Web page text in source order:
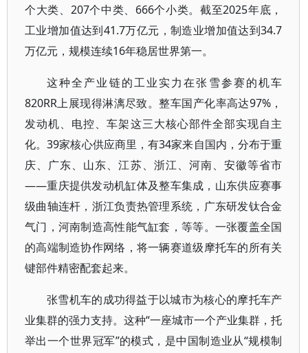
个大类、207个中类、666个小类。截至2025年底，
工业增加值达到41.7万亿元，制造业增加值达到34.7
万亿元，规模连续16年稳居世界第一。
这种全产业链的工业实力在张雪参赛的机车
820RR上展现得淋漓尽致。整车国产化率高达97%，
发动机、电控、车架这三大核心部件全部实现自主
化。39家核心供应商里，有34家来自国内，分布于重
庆、广东、山东、江苏、浙江、河南、安徽等省市
——重庆提供发动机缸体及整车集成，山东供应赛事
级曲轴连杆，浙江负责热管理系统，广东研发钛合金
气门，河南制造高性能气缸套，等等。一张覆盖全国
的高端制造协作网络，将一辆赛道级摩托车的所有关
键部件精密配套起来。
张雪机车的成功得益于以城市为核心的摩托车产
业集群的强力支持。这种“一座城市一个产业集群，托
举出一个世界冠军”的模式，是中国制造业从“规模制